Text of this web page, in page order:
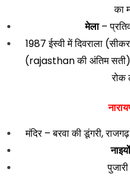
का
मेला–
1987 ईस्वी में दिवराला
(rajasthan की अंतिम सती)
रोक
मंदिर – बरवा की डूंगरी,